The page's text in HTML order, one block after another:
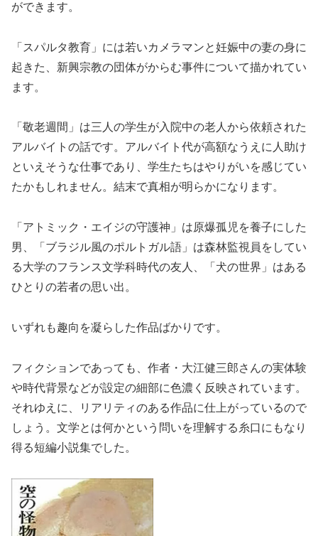
ができます。
「スパルタ教育」には若いカメラマンと妊娠中の妻の身に
起きた、新興宗教の団体がからむ事件について描かれてい
ます。
「敬老週間」は三人の学生が入院中の老人から依頼された
アルバイトの話です。アルバイト代が高額なうえに人助け
といえそうな仕事であり、学生たちはやりがいを感じてい
たかもしれません。結末で真相が明らかになります。
「アトミック・エイジの守護神」は原爆孤児を養子にした
男、「ブラジル風のポルトガル語」は森林監視員をしてい
る大学のフランス文学科時代の友人、「犬の世界」はある
ひとりの若者の思い出。
いずれも趣向を凝らした作品ばかりです。
フィクションであっても、作者・大江健三郎さんの実体験
や時代背景などが設定の細部に色濃く反映されています。
それゆえに、リアリティのある作品に仕上がっているので
しょう。文学とは何かという問いを理解する糸口にもなり
得る短編小説集でした。